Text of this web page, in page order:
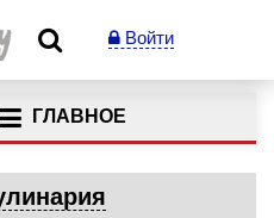
Войти
ГЛАВНОЕ